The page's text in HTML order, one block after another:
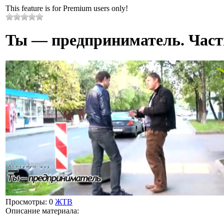
This feature is for Premium users only!
Ты — предприниматель.
Просмотры: 0 ЖТВ
Описание материала: